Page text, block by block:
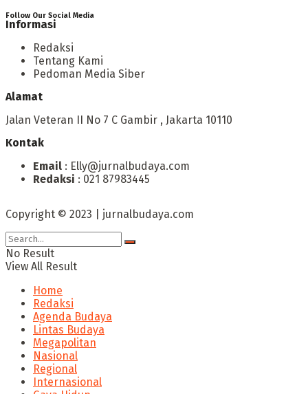
Follow Our Social Media
Informasi
Redaksi
Tentang Kami
Pedoman Media Siber
Alamat
Jalan Veteran II No 7 C Gambir , Jakarta 10110
Kontak
Email : Elly@jurnalbudaya.com
Redaksi : 021 87983445
Copyright © 2023 | jurnalbudaya.com
No Result
View All Result
Home
Redaksi
Agenda Budaya
Lintas Budaya
Megapolitan
Nasional
Regional
Internasional